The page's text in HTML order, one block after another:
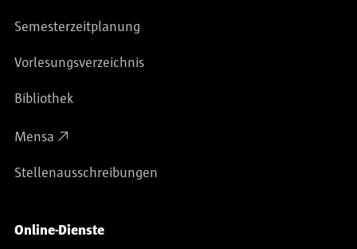
Semesterzeitplanung
Vorlesungsverzeichnis
Bibliothek
Mensa
Stellenausschreibungen
Online-Dienste